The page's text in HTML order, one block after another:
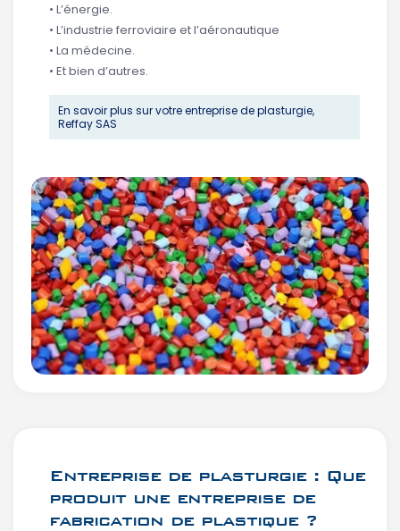
• L’énergie.
• L’industrie ferroviaire et l’aéronautique
• La médecine.
• Et bien d’autres.
En savoir plus sur votre entreprise de plasturgie,
Reffay SAS
Entreprise de plasturgie : Que
produit une entreprise de
fabrication de plastique ?